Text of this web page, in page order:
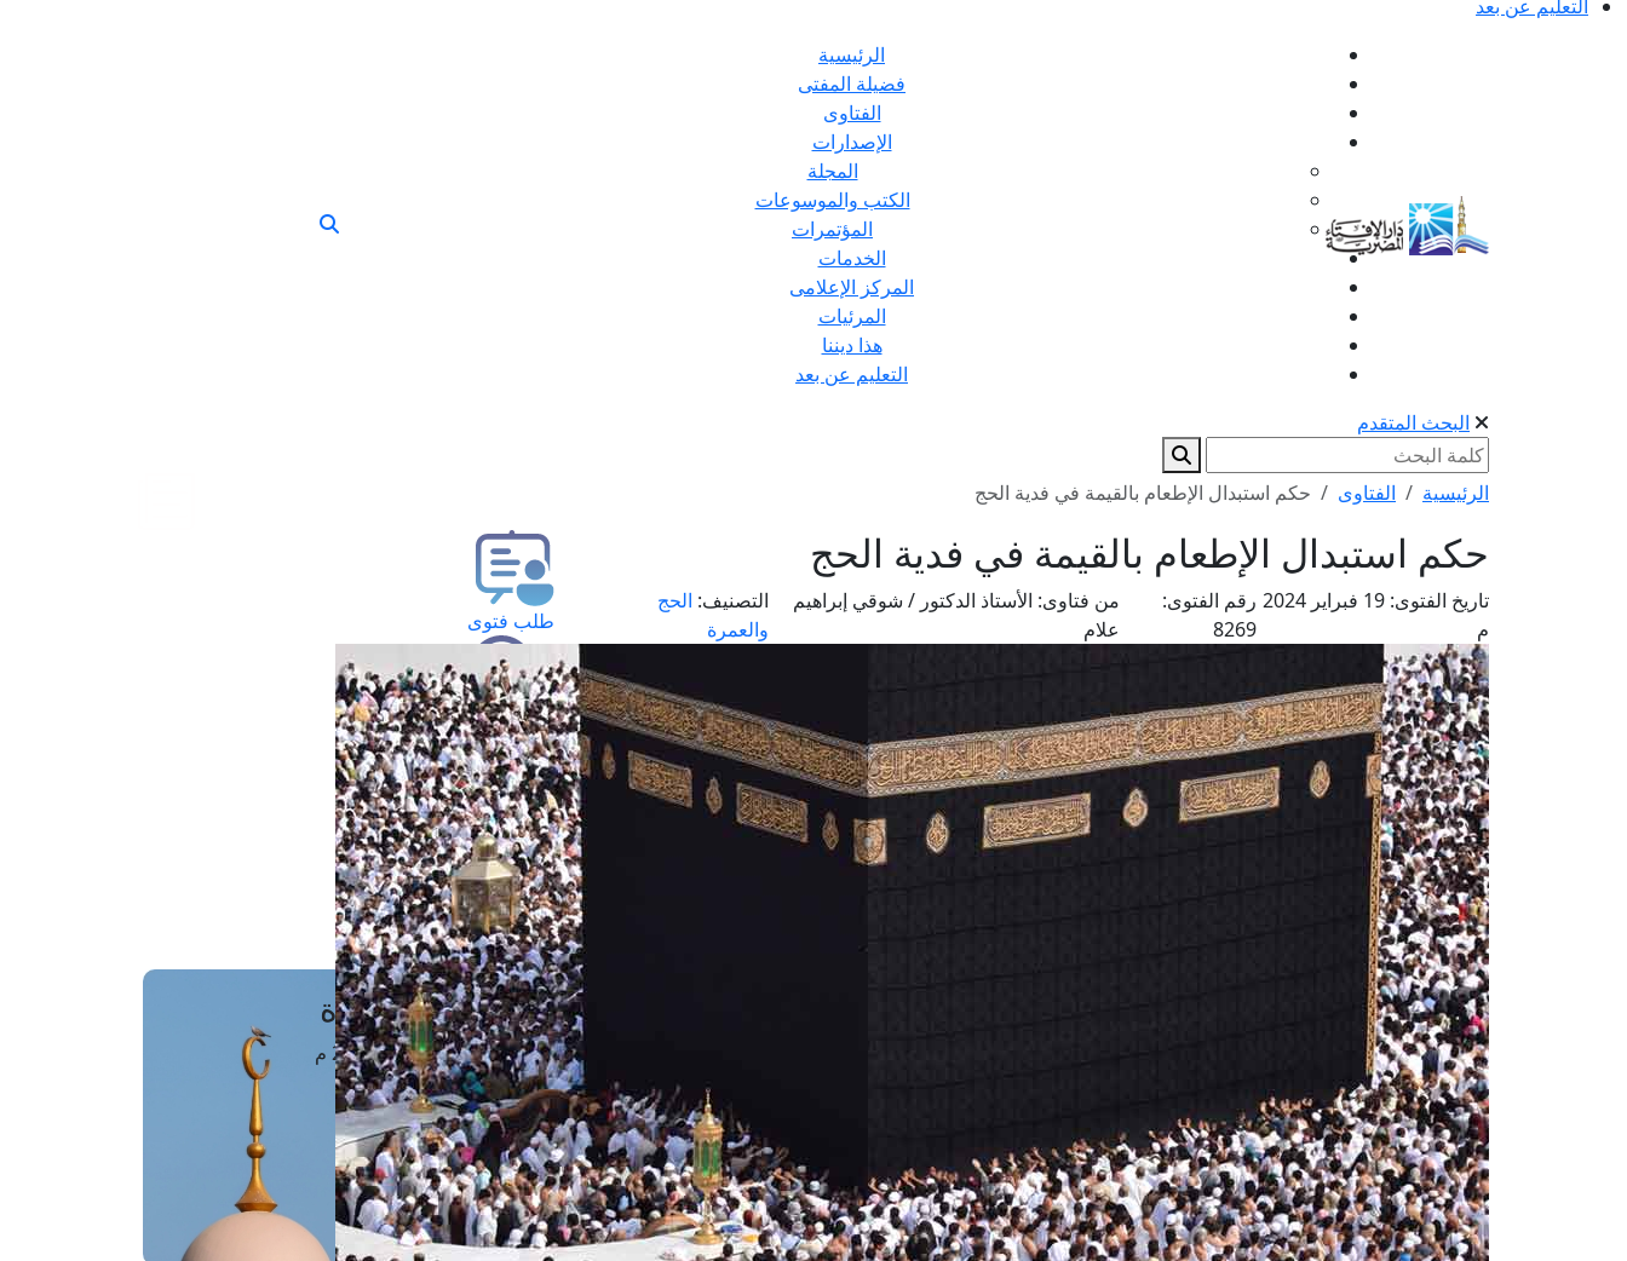
التعليم عن بعد
الرئيسية
فضيلة المفتى
الفتاوى
الإصدارات
المجلة
الكتب والموسوعات
المؤتمرات
الخدمات
المركز الإعلامى
المرئيات
هذا ديننا
التعليم عن بعد
البحث المتقدم
الرئيسية الفتاوى حكم استبدال الإطعام بالقيمة في فدية الحج
حكم استبدال الإطعام بالقيمة في فدية الحج
تاريخ الفتوى:
19 فبراير 2024
م
رقم الفتوى:
8269
من فتاوى: الأستاذ الدكتور / شوقي إبراهيم
علام
التصنيف: الحج
والعمرة
طلب فتوى
استعلام عن فتوى
حجز موعد
الفتوى الهاتفية
مَواقِيتُ الصَّـــلاة
القاهرة · 07 أغسطس 2026 م
الفجر
4 :41
الشروق
6 :17
الظهر
1 : 1